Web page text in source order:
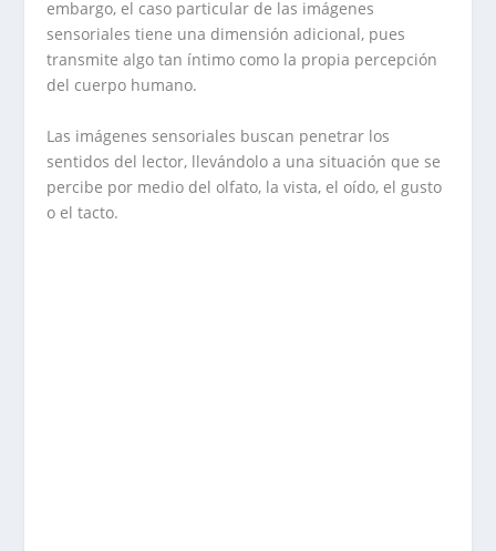
embargo, el caso particular de las imágenes
sensoriales tiene una dimensión adicional, pues
transmite algo tan íntimo como la propia percepción
del cuerpo humano.
Las imágenes sensoriales buscan penetrar los
sentidos del lector, llevándolo a una situación que se
percibe por medio del olfato, la vista, el oído, el gusto
o el tacto.